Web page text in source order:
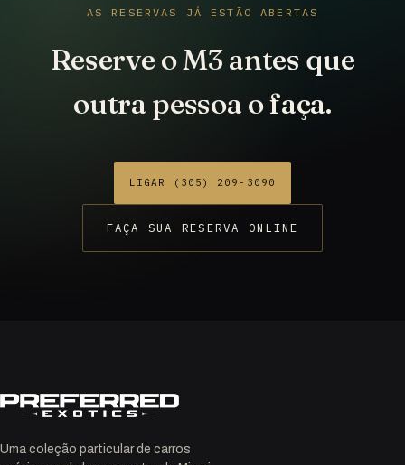
AS RESERVAS JÁ ESTÃO ABERTAS
Reserve o M3 antes que
outra pessoa o faça.
LIGAR (305) 209-3090
FAÇA SUA RESERVA ONLINE
Uma coleção particular de carros